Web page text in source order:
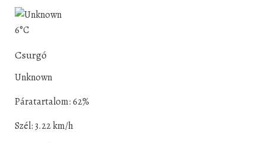
6°C
Csurgó
Unknown
Páratartalom: 62%
Szél: 3.22 km/h